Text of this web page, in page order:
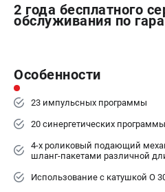
2 года бесплатного
обслуживания по
Особенности
23 импульсных программы
20 синергетических программы
4-х роликовый подающий
шланг-пакетами различной
Использование с катушкой O